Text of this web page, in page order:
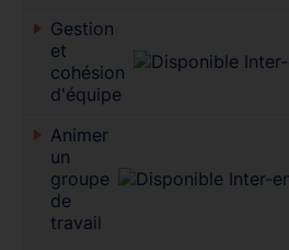
Gestion
et
cohésion
d'équipe
Animer
un
groupe
de
travail